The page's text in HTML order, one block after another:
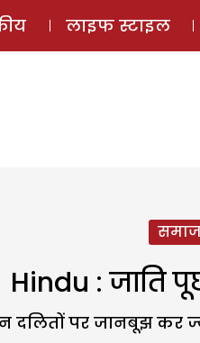
लाइफ स्टाइल
समाज
Hindu : जाति
दलितों पर जानबूझ